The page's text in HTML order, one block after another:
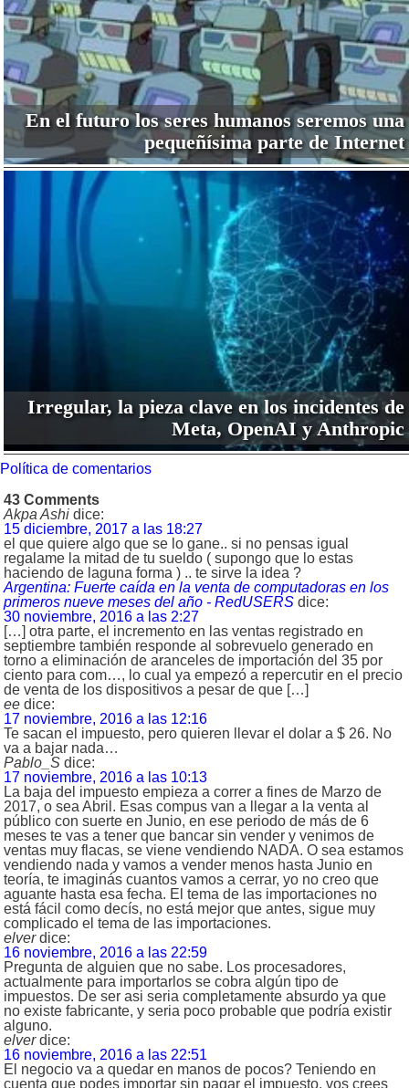
En el futuro los seres humanos seremos una
pequeñísima parte de Internet
Irregular, la pieza clave en los incidentes de
Meta, OpenAI y Anthropic
Política de comentarios
43 Comments
Akpa Ashi dice:
15 diciembre, 2017 a las 18:27
el que quiere algo que se lo gane.. si no pensas igual
regalame la mitad de tu sueldo ( supongo que lo estas
haciendo de laguna forma ) .. te sirve la idea ?
Argentina: Fuerte caída en la venta de computadoras en los
primeros nueve meses del año - RedUSERS dice:
30 noviembre, 2016 a las 2:27
[…] otra parte, el incremento en las ventas registrado en
septiembre también responde al sobrevuelo generado en
torno a eliminación de aranceles de importación del 35 por
ciento para com…, lo cual ya empezó a repercutir en el precio
de venta de los dispositivos a pesar de que […]
ee dice:
17 noviembre, 2016 a las 12:16
Te sacan el impuesto, pero quieren llevar el dolar a $ 26. No
va a bajar nada…
Pablo_S dice:
17 noviembre, 2016 a las 10:13
La baja del impuesto empieza a correr a fines de Marzo de
2017, o sea Abril. Esas compus van a llegar a la venta al
público con suerte en Junio, en ese periodo de más de 6
meses te vas a tener que bancar sin vender y venimos de
ventas muy flacas, se viene vendiendo NADA. O sea estamos
vendiendo nada y vamos a vender menos hasta Junio en
teoría, te imaginás cuantos vamos a cerrar, yo no creo que
aguante hasta esa fecha. El tema de las importaciones no
está fácil como decís, no está mejor que antes, sigue muy
complicado el tema de las importaciones.
elver dice:
16 noviembre, 2016 a las 22:59
Pregunta de alguien que no sabe. Los procesadores,
actualmente para importarlos se cobra algún tipo de
impuestos. De ser asi seria completamente absurdo ya que
no existe fabricante, y seria poco probable que podría existir
alguno.
elver dice:
16 noviembre, 2016 a las 22:51
El negocio va a quedar en manos de pocos? Teniendo en
cuenta que podes importar sin pagar el impuesto, vos crees